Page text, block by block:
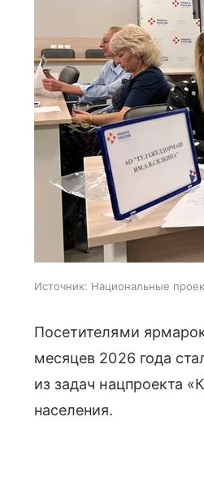
Источник: Национальные
Посетителями
месяцев 2026 года
из задач нацпроекта
населения.